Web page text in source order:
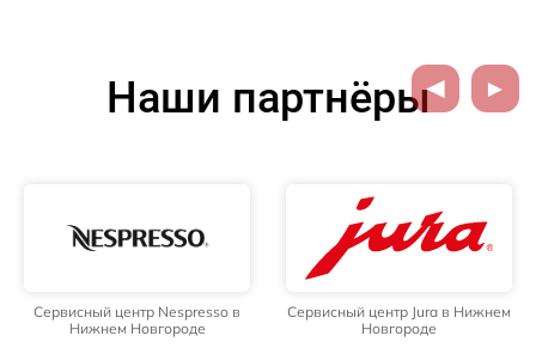
Наши партнёры
Сервисный центр Nespresso в
Нижнем Новгороде
Сервисный центр Jura в Нижнем
Новгороде